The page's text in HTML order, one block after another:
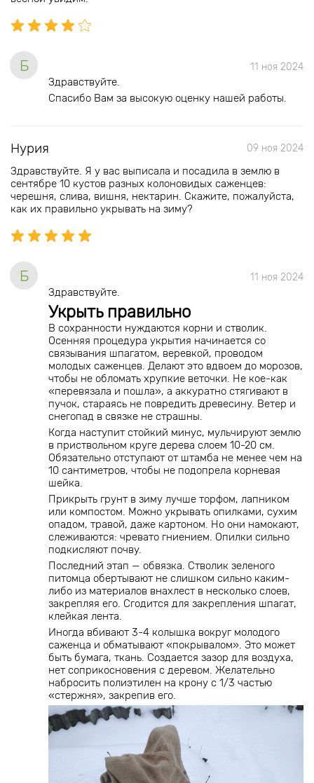
Б 11 ноя 2024
Здравствуйте.
Спасибо Вам за высокую оценку нашей работы.
Нурия 09 ноя 2024
Здравствуйте. Я у вас выписала и посадила в землю в
сентябре 10 кустов разных колоновидых саженцев:
черешня, слива, вишня, нектарин. Скажите, пожалуйста,
как их правильно укрывать на зиму?
Б 11 ноя 2024
Здравствуйте.
Укрыть правильно
В сохранности нуждаются корни и стволик.
Осенняя процедура укрытия начинается со
связывания шпагатом, веревкой, проводом
молодых саженцев. Делают это вдвоем до морозов,
чтобы не обломать хрупкие веточки. Не кое-как
«перевязала и пошла», а аккуратно стягивают в
пучок, стараясь не повредить древесину. Ветер и
снегопад в связке не страшны.
Когда наступит стойкий минус, мульчируют землю
в приствольном круге дерева слоем 10-20 см.
Обязательно отступают от штамба не менее чем на
10 сантиметров, чтобы не подопрела корневая
шейка.
Прикрыть грунт в зиму лучше торфом, лапником
или компостом. Можно укрывать опилками, сухим
опадом, травой, даже картоном. Но они намокают,
слеживаются: чревато гниением. Опилки сильно
подкисляют почву.
Последний этап — обвязка. Стволик зеленого
питомца обертывают не слишком сильно каким-
либо из материалов внахлест в несколько слоев,
закрепляя его. Сгодится для закрепления шпагат,
клейкая лента.
Иногда вбивают 3-4 колышка вокруг молодого
саженца и обматывают «покрывалом». Это может
быть бумага, ткань. Создается зазор для воздуха,
нет соприкосновения с деревом. Желательно
набросить полиэтилен на крону с 1/3 частью
«стержня», закрепив его.